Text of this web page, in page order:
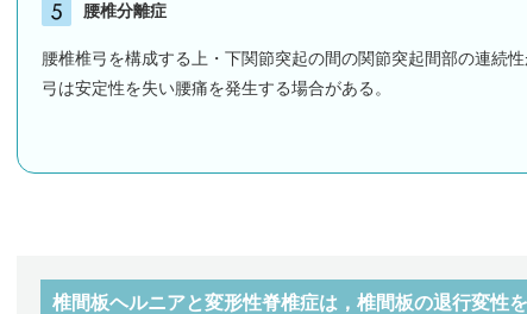
腰椎分離症
腰椎椎弓を構成する上・下関節突起の間の関節突起間部の連続
弓は安定性を失い腰痛を発生する場合がある。
椎間板ヘルニアと変形性脊椎症は，椎間板の退行変性